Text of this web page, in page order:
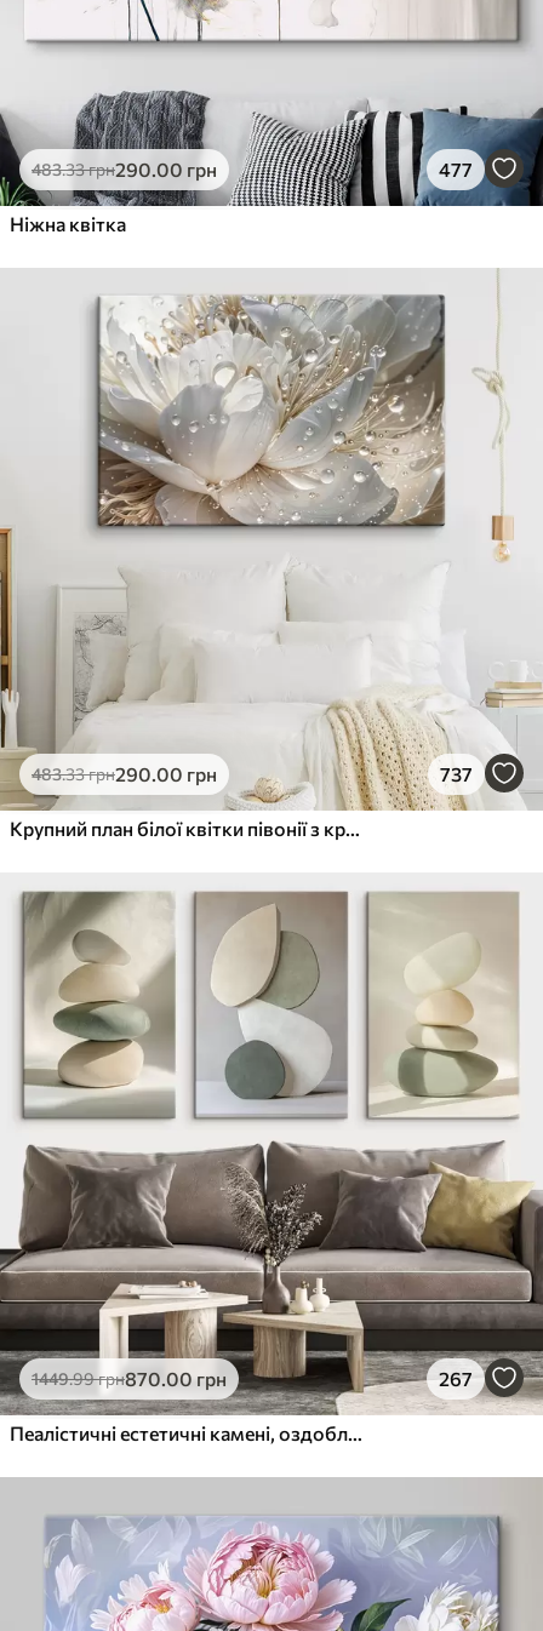
483.33грн290.00 грн 477
Ніжна квітка
483.33грн290.00 грн 737
Крупний план білої квітки півонії з крапельками води на пелюстках на розмитому фоні
1449.99грн870.00 грн 267
Пеалістичні естетичні камені, оздоблення будинку, природне освітлення